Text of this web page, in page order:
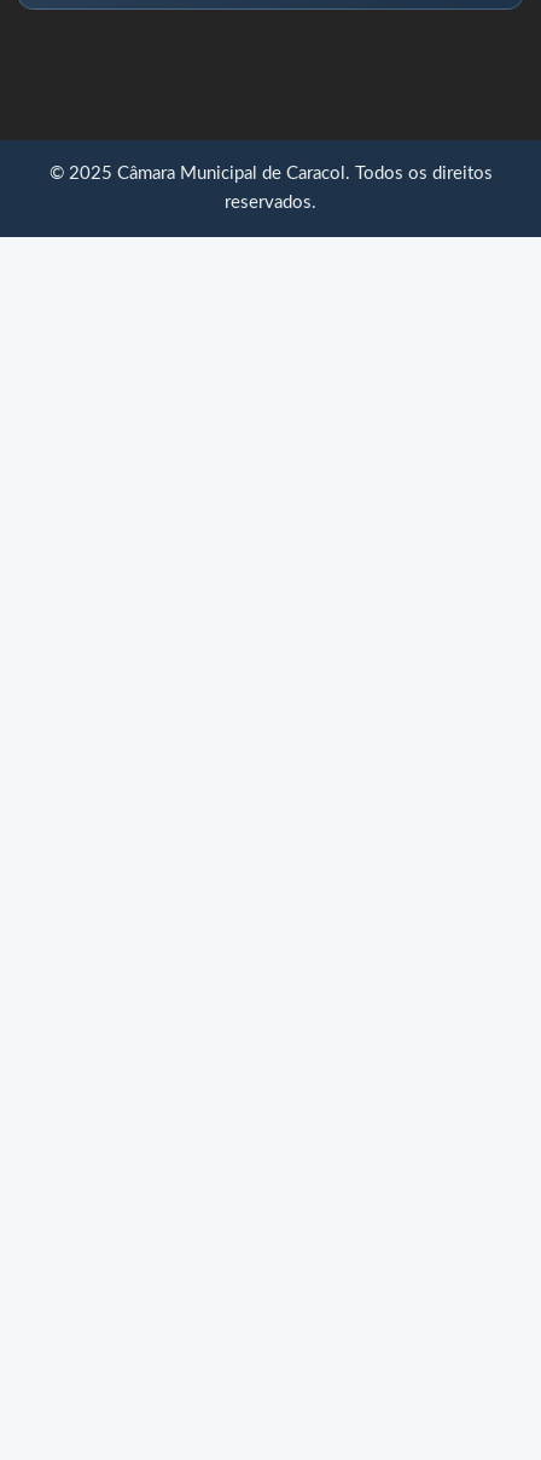
© 2025 Câmara Municipal de Caracol. Todos os direitos
reservados.